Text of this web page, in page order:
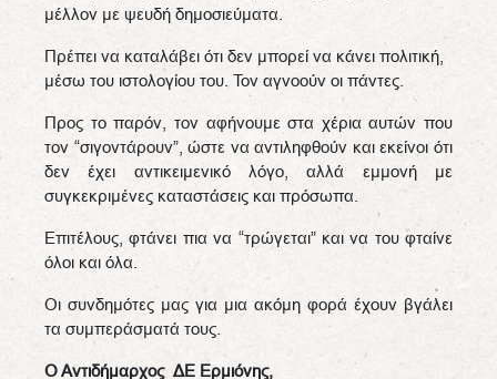
μέλλον με ψευδή δημοσιεύματα.
Πρέπει να καταλάβει ότι δεν μπορεί να κάνει πολιτική,
μέσω του ιστολογίου του. Τον αγνοούν οι πάντες.
Προς το παρόν, τον αφήνουμε στα χέρια αυτών που
τον “σιγοντάρουν”, ώστε να αντιληφθούν και εκείνοι ότι
δεν έχει αντικειμενικό λόγο, αλλά εμμονή με
συγκεκριμένες καταστάσεις και πρόσωπα.
Επιτέλους, φτάνει πια να “τρώγεται” και να του φταίνε
όλοι και όλα.
Οι συνδημότες μας για μια ακόμη φορά έχουν βγάλει
τα συμπεράσματά τους.
Ο Αντιδήμαρχος ΔΕ Ερμιόνης,